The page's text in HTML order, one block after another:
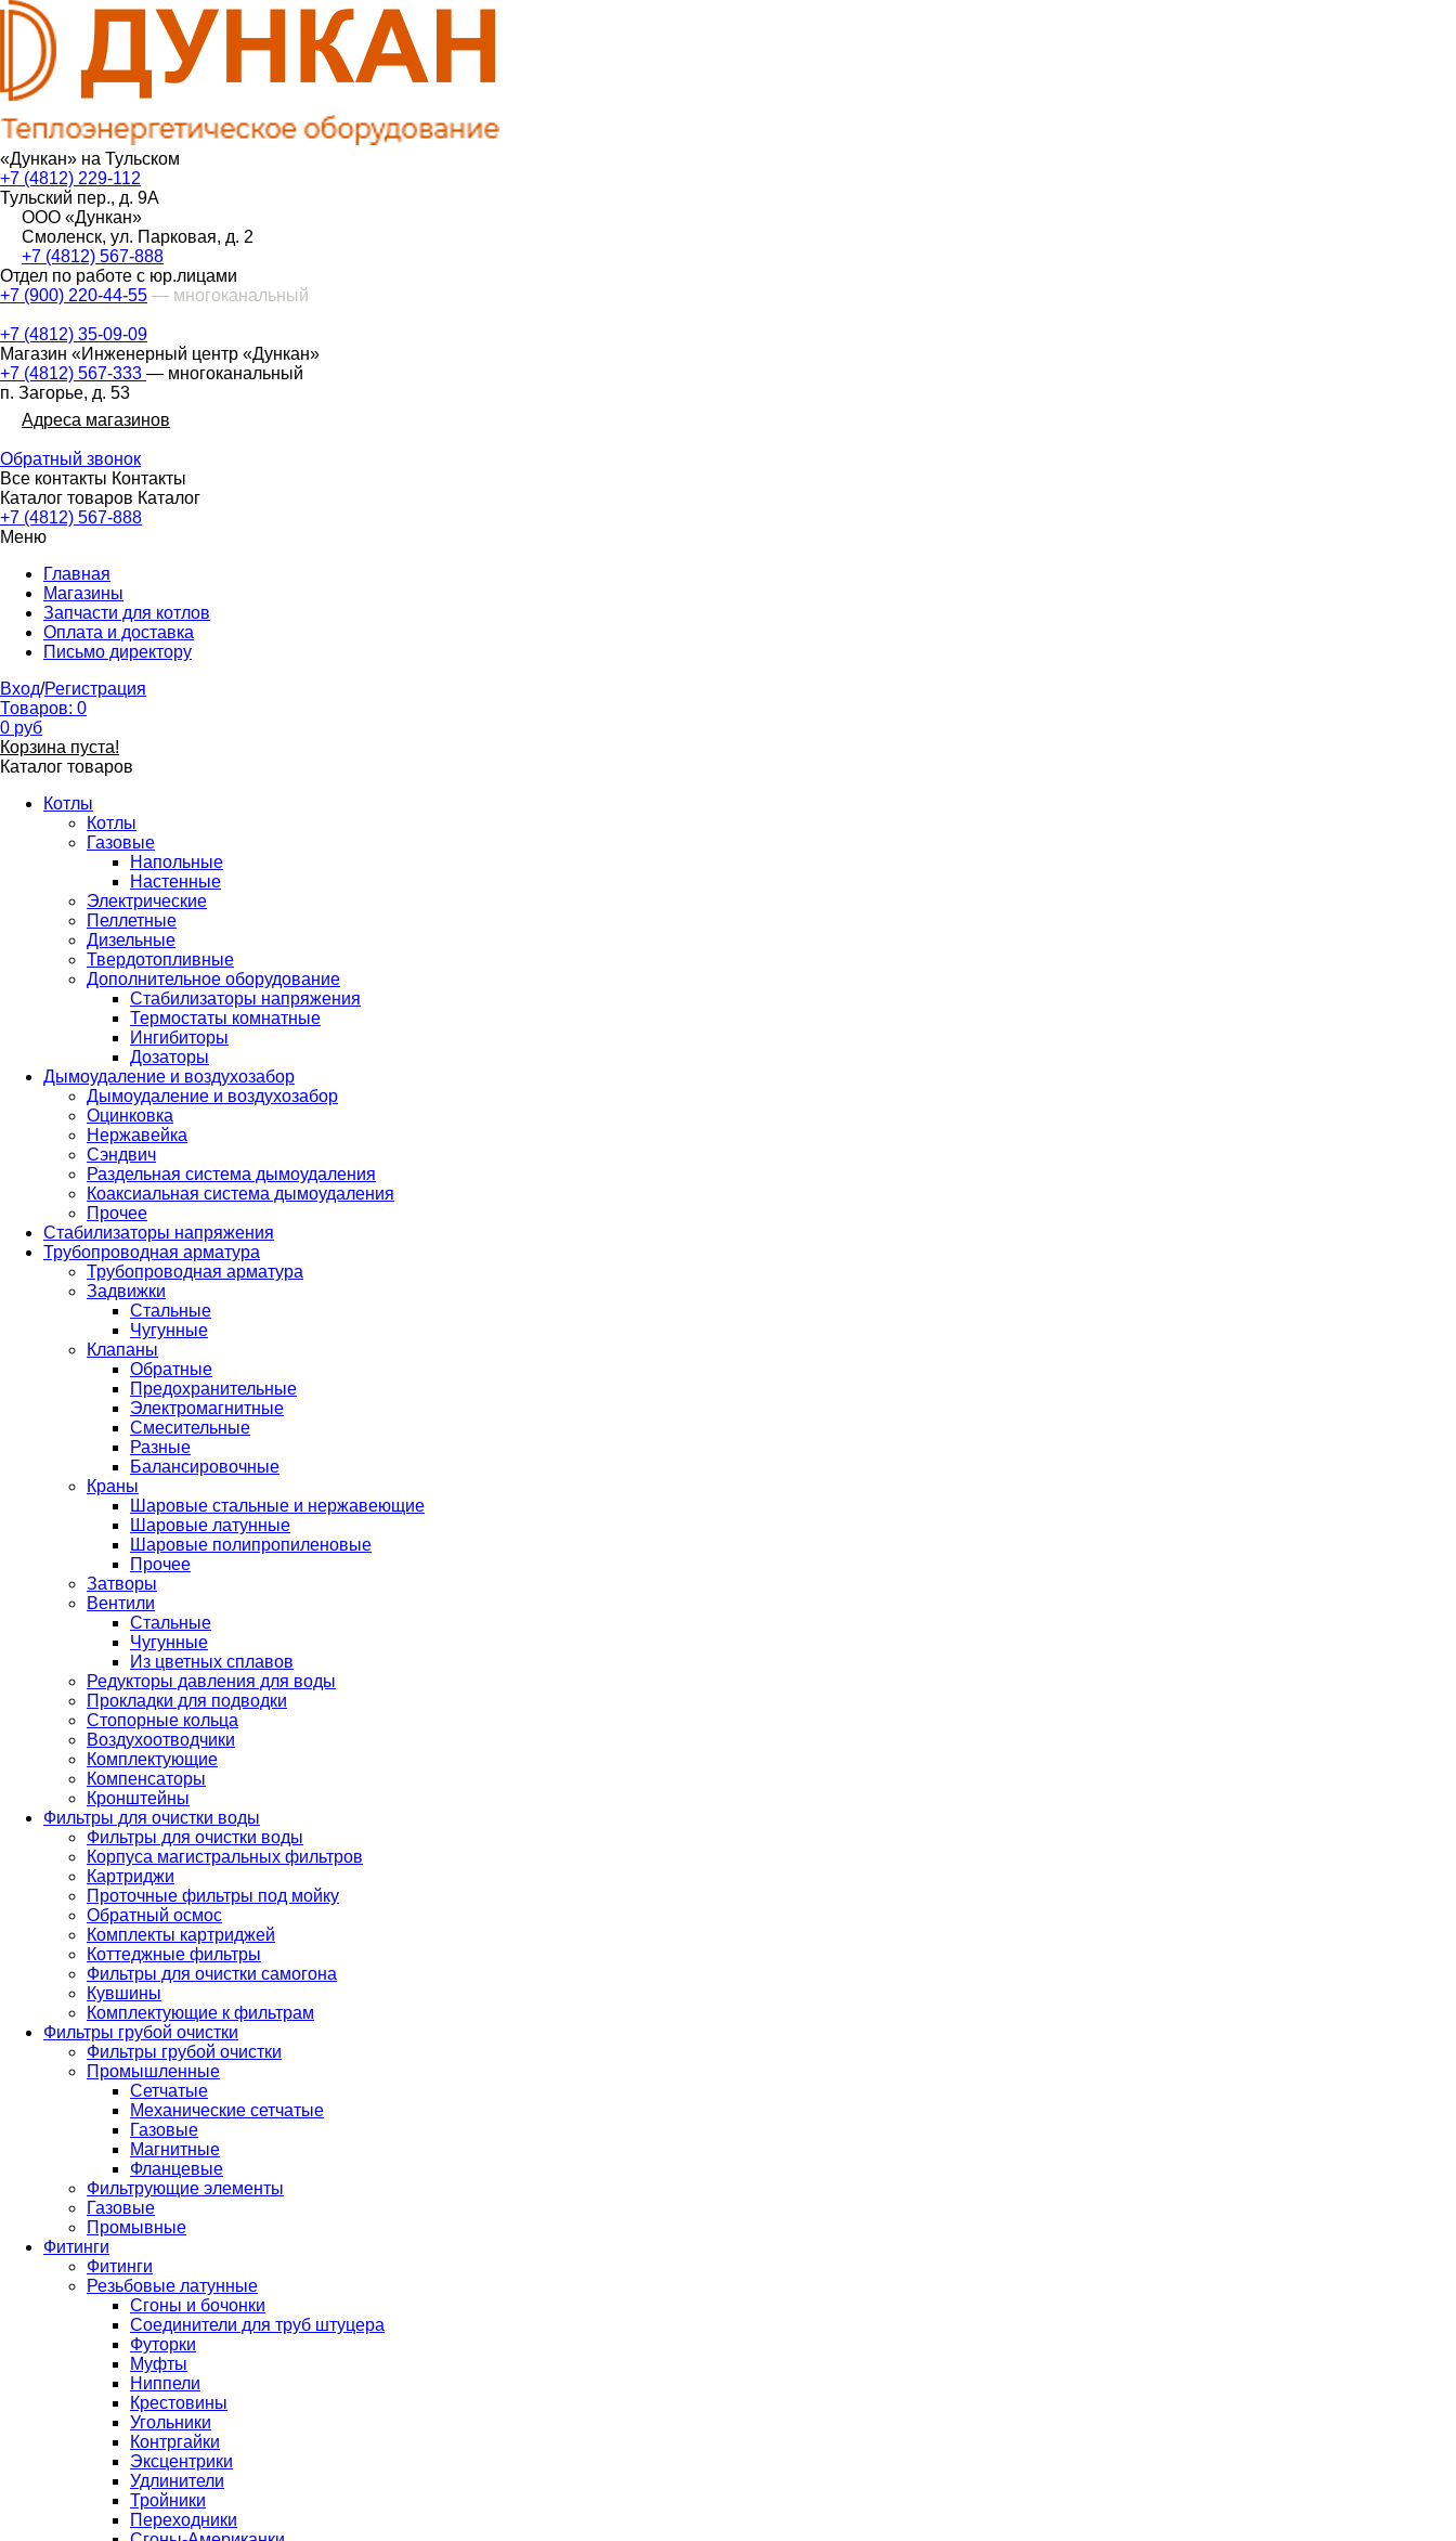
«Дункан» на Тульском
+7 (4812) 229-112
Тульский пер., д. 9А
ООО «Дункан»
Смоленск, ул. Парковая, д. 2
+7 (4812) 567-888
Отдел по работе с юр.лицами
+7 (900) 220-44-55 — многоканальный
+7 (4812) 35-09-09
Магазин «Инженерный центр «Дункан»
+7 (4812) 567-333 — многоканальный
п. Загорье, д. 53
Адреса магазинов
Обратный звонок
Все контакты Контакты
Каталог товаров Каталог
+7 (4812) 567-888
Меню
Главная
Магазины
Запчасти для котлов
Оплата и доставка
Письмо директору
Вход/Регистрация
Товаров: 0
0 руб
Корзина пуста!
Каталог товаров
Котлы
Котлы
Газовые
Напольные
Настенные
Электрические
Пеллетные
Дизельные
Твердотопливные
Дополнительное оборудование
Стабилизаторы напряжения
Термостаты комнатные
Ингибиторы
Дозаторы
Дымоудаление и воздухозабор
Дымоудаление и воздухозабор
Оцинковка
Нержавейка
Сэндвич
Раздельная система дымоудаления
Коаксиальная система дымоудаления
Прочее
Стабилизаторы напряжения
Трубопроводная арматура
Трубопроводная арматура
Задвижки
Стальные
Чугунные
Клапаны
Обратные
Предохранительные
Электромагнитные
Смесительные
Разные
Балансировочные
Краны
Шаровые стальные и нержавеющие
Шаровые латунные
Шаровые полипропиленовые
Прочее
Затворы
Вентили
Стальные
Чугунные
Из цветных сплавов
Редукторы давления для воды
Прокладки для подводки
Стопорные кольца
Воздухоотводчики
Комплектующие
Компенсаторы
Кронштейны
Фильтры для очистки воды
Фильтры для очистки воды
Корпуса магистральных фильтров
Картриджи
Проточные фильтры под мойку
Обратный осмос
Комплекты картриджей
Коттеджные фильтры
Фильтры для очистки самогона
Кувшины
Комплектующие к фильтрам
Фильтры грубой очистки
Фильтры грубой очистки
Промышленные
Сетчатые
Механические сетчатые
Газовые
Магнитные
Фланцевые
Фильтрующие элементы
Газовые
Промывные
Фитинги
Фитинги
Резьбовые латунные
Сгоны и бочонки
Соединители для труб штуцера
Футорки
Муфты
Ниппели
Крестовины
Угольники
Контргайки
Эксцентрики
Удлинители
Тройники
Переходники